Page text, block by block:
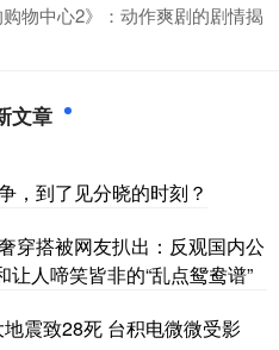
物中心2》：动作爽剧的剧情揭
文章
，到了见分晓的时刻？
穿搭被网友扒出：反观国内公
人啼笑皆非的“乱点鸳鸯谱”
震致28死 台积电微微受影